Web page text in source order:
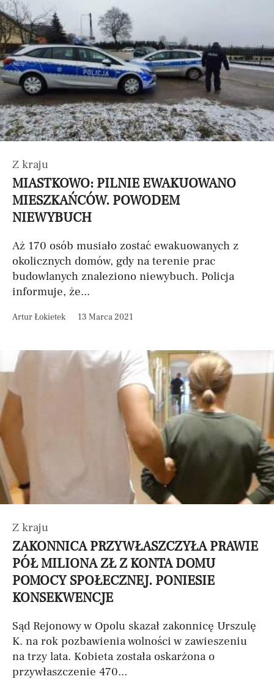
Z kraju
MIASTKOWO: PILNIE EWAKUOWANO
MIESZKAŃCÓW. POWODEM
NIEWYBUCH
Aż 170 osób musiało zostać ewakuowanych z
okolicznych domów, gdy na terenie prac
budowlanych znaleziono niewybuch. Policja
informuje, że...
Artur Łokietek 13 Marca 2021
Z kraju
ZAKONNICA PRZYWŁASZCZYŁA PRAWIE
PÓŁ MILIONA ZŁ Z KONTA DOMU
POMOCY SPOŁECZNEJ. PONIESIE
KONSEKWENCJE
Sąd Rejonowy w Opolu skazał zakonnicę Urszulę
K. na rok pozbawienia wolności w zawieszeniu
na trzy lata. Kobieta została oskarżona o
przywłaszczenie 470...